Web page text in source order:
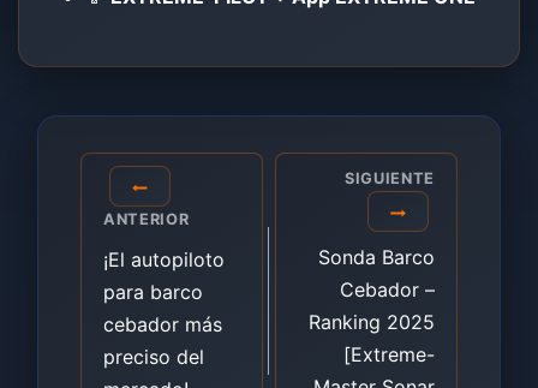
Navegación
de
entradas
ANTERIOR
¡El autopiloto
para barco
cebador más
preciso del
SIGUIENTE
Sonda Barco
Cebador –
Ranking 2025
[Extreme-